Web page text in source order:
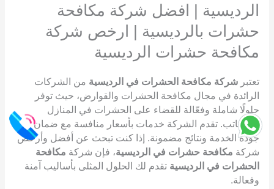
الرديسية | افضل شركة مكافحة
حشرات بالرديسية | ارخص شركة
مكافحة حشرات الرديسية
تعتبر شركة مكافحة الحشرات في الرديسية من الشركات
الرائدة في مجال مكافحة الحشرات والقوارض، حيث توفر
حلولًا شاملة وفعّالة للقضاء على الحشرات في المنازل
والمكاتب. تقدم الشركة خدمات بأسعار منافسة مع ضمان
جودة الخدمة ونتائج مضمونة. إذا كنت تبحث عن أفضل وأرخص
شركة مكافحة حشرات في الرديسية، فإن شركة مكافحة
الحشرات في الرديسية تقدم لك الحلول المثلى بأساليب آمنة
وفعالة.